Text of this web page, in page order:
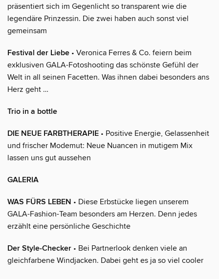
präsentiert sich im Gegenlicht so transparent wie die
legendäre Prinzessin. Die zwei haben auch sonst viel
gemeinsam
Festival der Liebe • Veronica Ferres & Co. feiern beim
exklusiven GALA-Fotoshooting das schönste Gefühl der
Welt in all seinen Facetten. Was ihnen dabei besonders ans
Herz geht …
Trio in a bottle
DIE NEUE FARBTHERAPIE • Positive Energie, Gelassenheit
und frischer Modemut: Neue Nuancen in mutigem Mix
lassen uns gut aussehen
GALERIA
WAS FÜRS LEBEN • Diese Erbstücke liegen unserem
GALA-Fashion-Team besonders am Herzen. Denn jedes
erzählt eine persönliche Geschichte
Der Style-Checker • Bei Partnerlook denken viele an
gleichfarbene Windjacken. Dabei geht es ja so viel cooler